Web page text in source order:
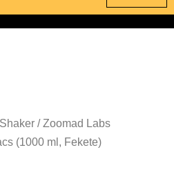
Shaker / Zoomad Labs
(1000 ml, Fekete)